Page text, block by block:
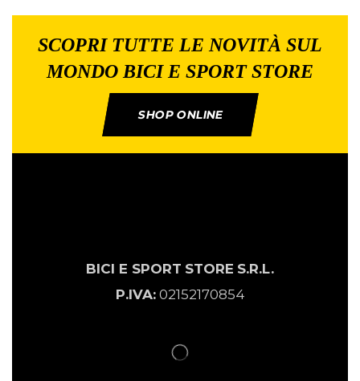
SCOPRI TUTTE LE NOVITÀ SUL
MONDO BICI E SPORT STORE
SHOP ONLINE
BICI E SPORT STORE S.R.L.
P.IVA:02152170854